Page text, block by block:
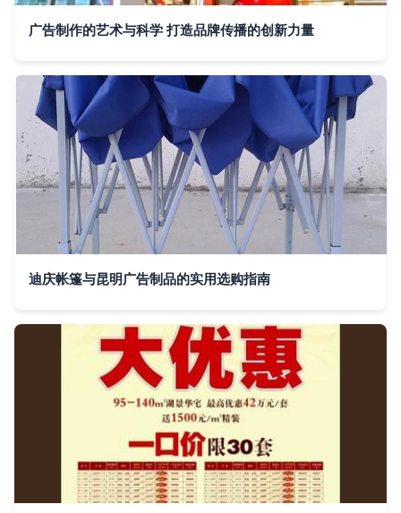
广告制作的艺术与科学 打造品牌传播的创新力量
迪庆帐篷与昆明广告制品的实用选购指南